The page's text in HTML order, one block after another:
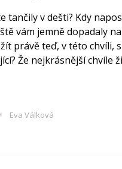
tančily v dešti? Kdy
vám jemně dopadaly
právě teď, v této chvíli,
Že nejkrásnější chvíle
Eva Válková